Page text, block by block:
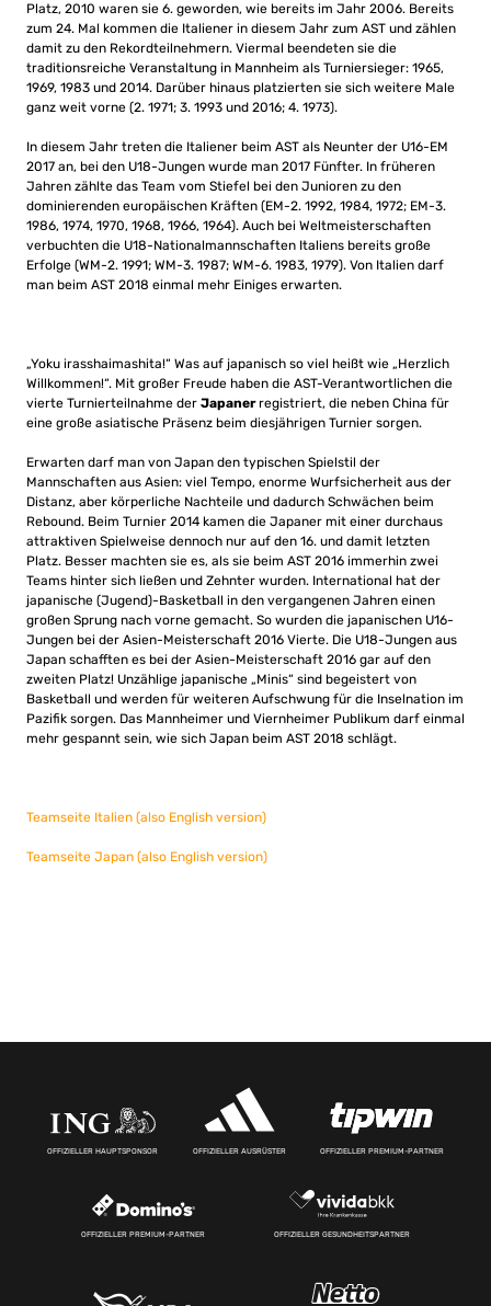
Platz, 2010 waren sie 6. geworden, wie bereits im Jahr 2006. Bereits
zum 24. Mal kommen die Italiener in diesem Jahr zum AST und zählen
damit zu den Rekordteilnehmern. Viermal beendeten sie die
traditionsreiche Veranstaltung in Mannheim als Turniersieger: 1965,
1969, 1983 und 2014. Darüber hinaus platzierten sie sich weitere Male
ganz weit vorne (2. 1971; 3. 1993 und 2016; 4. 1973).
In diesem Jahr treten die Italiener beim AST als Neunter der U16-EM
2017 an, bei den U18-Jungen wurde man 2017 Fünfter. In früheren
Jahren zählte das Team vom Stiefel bei den Junioren zu den
dominierenden europäischen Kräften (EM-2. 1992, 1984, 1972; EM-3.
1986, 1974, 1970, 1968, 1966, 1964). Auch bei Weltmeisterschaften
verbuchten die U18-Nationalmannschaften Italiens bereits große
Erfolge (WM-2. 1991; WM-3. 1987; WM-6. 1983, 1979). Von Italien darf
man beim AST 2018 einmal mehr Einiges erwarten.
„Yoku irasshaimashita!“ Was auf japanisch so viel heißt wie „Herzlich
Willkommen!“. Mit großer Freude haben die AST-Verantwortlichen die
vierte Turnierteilnahme der Japanerregistriert, die neben China für
eine große asiatische Präsenz beim diesjährigen Turnier sorgen.
Erwarten darf man von Japan den typischen Spielstil der
Mannschaften aus Asien: viel Tempo, enorme Wurfsicherheit aus der
Distanz, aber körperliche Nachteile und dadurch Schwächen beim
Rebound. Beim Turnier 2014 kamen die Japaner mit einer durchaus
attraktiven Spielweise dennoch nur auf den 16. und damit letzten
Platz. Besser machten sie es, als sie beim AST 2016 immerhin zwei
Teams hinter sich ließen und Zehnter wurden. International hat der
japanische (Jugend)-Basketball in den vergangenen Jahren einen
großen Sprung nach vorne gemacht. So wurden die japanischen U16-
Jungen bei der Asien-Meisterschaft 2016 Vierte. Die U18-Jungen aus
Japan schafften es bei der Asien-Meisterschaft 2016 gar auf den
zweiten Platz! Unzählige japanische „Minis“ sind begeistert von
Basketball und werden für weiteren Aufschwung für die Inselnation im
Pazifik sorgen. Das Mannheimer und Viernheimer Publikum darf einmal
mehr gespannt sein, wie sich Japan beim AST 2018 schlägt.
Teamseite Italien (also English version)
Teamseite Japan (also English version)
OFFIZIELLER HAUPTSPONSOR OFFIZIELLER AUSRÜSTER OFFIZIELLER PREMIUM-PARTNER
OFFIZIELLER PREMIUM-PARTNER OFFIZIELLER GESUNDHEITSPARTNER